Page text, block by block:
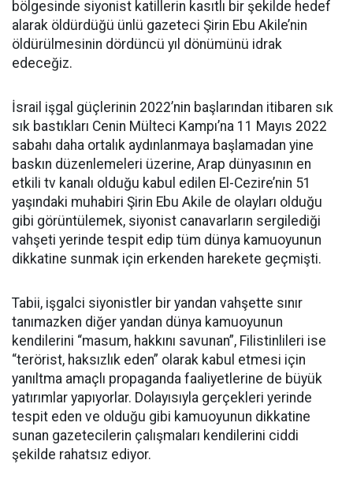
bölgesinde siyonist katillerin kasıtlı bir şekilde hedef
alarak öldürdüğü ünlü gazeteci Şirin Ebu Akile’nin
öldürülmesinin dördüncü yıl dönümünü idrak
edeceğiz.
İsrail işgal güçlerinin 2022’nin başlarından itibaren sık
sık bastıkları Cenin Mülteci Kampı’na 11 Mayıs 2022
sabahı daha ortalık aydınlanmaya başlamadan yine
baskın düzenlemeleri üzerine, Arap dünyasının en
etkili tv kanalı olduğu kabul edilen El-Cezire’nin 51
yaşındaki muhabiri Şirin Ebu Akile de olayları olduğu
gibi görüntülemek, siyonist canavarların sergilediği
vahşeti yerinde tespit edip tüm dünya kamuoyunun
dikkatine sunmak için erkenden harekete geçmişti.
Tabii, işgalci siyonistler bir yandan vahşette sınır
tanımazken diğer yandan dünya kamuoyunun
kendilerini “masum, hakkını savunan”, Filistinlileri ise
“terörist, haksızlık eden” olarak kabul etmesi için
yanıltma amaçlı propaganda faaliyetlerine de büyük
yatırımlar yapıyorlar. Dolayısıyla gerçekleri yerinde
tespit eden ve olduğu gibi kamuoyunun dikkatine
sunan gazetecilerin çalışmaları kendilerini ciddi
şekilde rahatsız ediyor.